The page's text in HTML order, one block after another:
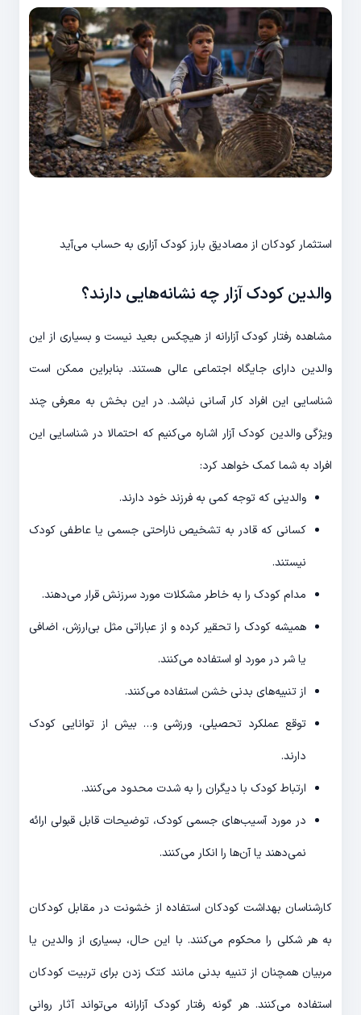
استثمار کودکان از مصادیق بارز کودک آزاری به حساب می‌آید
والدین کودک آزار چه نشانه‌هایی دارند؟
مشاهده رفتار کودک آزارانه از هیچکس بعید نیست و بسیاری از این
والدین دارای جایگاه اجتماعی عالی هستند. بنابراین ممکن است
شناسایی این افراد کار آسانی نباشد. در این بخش به معرفی چند
ویژگی والدین کودک آزار اشاره می‌کنیم که احتمالا در شناسایی این
افراد به شما کمک خواهد کرد:
والدینی که توجه کمی به فرزند خود دارند.
کسانی که قادر به تشخیص ناراحتی جسمی یا عاطفی کودک
نیستند.
مدام کودک را به خاطر مشکلات مورد سرزنش قرار می‌دهند.
همیشه کودک را تحقیر کرده و از عباراتی مثل بی‌ارزش، اضافی
یا شر در مورد او استفاده می‌کنند.
از تنبیه‌های بدنی خشن استفاده می‌کنند.
توقع عملکرد تحصیلی، ورزشی و… بیش از توانایی کودک
دارند.
ارتباط کودک با دیگران را به شدت محدود می‌کنند.
در مورد آسیب‌های جسمی کودک، توضیحات قابل قبولی ارائه
نمی‌دهند یا آن‌ها را انکار می‌کنند.
کارشناسان بهداشت کودکان استفاده از خشونت در مقابل کودکان
به هر شکلی را محکوم می‌کنند. با این حال، بسیاری از والدین یا
مربیان همچنان از تنبیه بدنی مانند کتک زدن برای تربیت کودکان
استفاده می‌کنند. هر گونه رفتار کودک آزارانه می‌تواند آثار روانی